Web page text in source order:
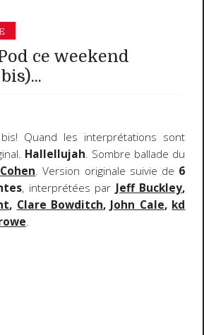
ce weekend
Quand les interprétations sont
Hallellujah. Sombre ballade du
Cohen. Version originale suivie de 6
, interprétées par Jeff Buckley,
, Clare Bowditch, John Cale, kd
.